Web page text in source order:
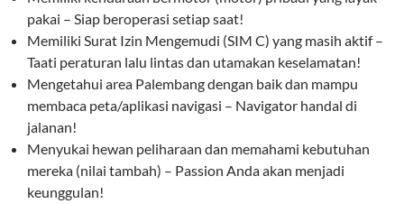
pakai – Siap beroperasi setiap saat!
Memiliki Surat Izin Mengemudi (SIM C) yang masih aktif –
Taati peraturan lalu lintas dan utamakan keselamatan!
Mengetahui area Palembang dengan baik dan mampu
membaca peta/aplikasi navigasi – Navigator handal di
jalanan!
Menyukai hewan peliharaan dan memahami kebutuhan
mereka (nilai tambah) – Passion Anda akan menjadi
keunggulan!